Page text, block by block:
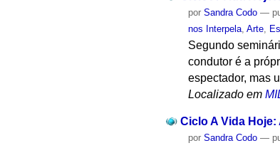
porSandra Codo —
nos Interpela ,Arte
Segundo
condutor é a
espectador, mas
Localizado em
Ciclo A Vida
porSandra Codo —